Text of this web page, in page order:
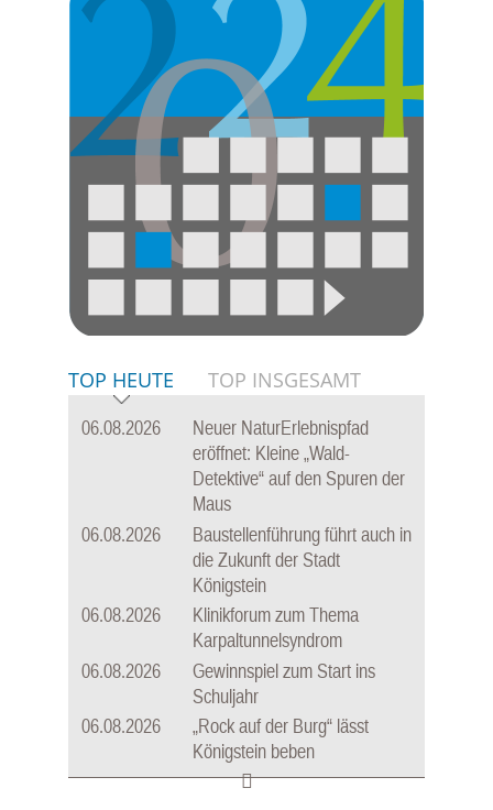
TOP HEUTE TOP INSGESAMT
06.08.2026
Neuer NaturErlebnispfad
eröffnet: Kleine „Wald-
Detektive“ auf den Spuren der
Maus
06.08.2026
Baustellenführung führt auch in
die Zukunft der Stadt
Königstein
06.08.2026
Klinikforum zum Thema
Karpaltunnelsyndrom
06.08.2026
Gewinnspiel zum Start ins
Schuljahr
06.08.2026
„Rock auf der Burg“ lässt
Königstein beben